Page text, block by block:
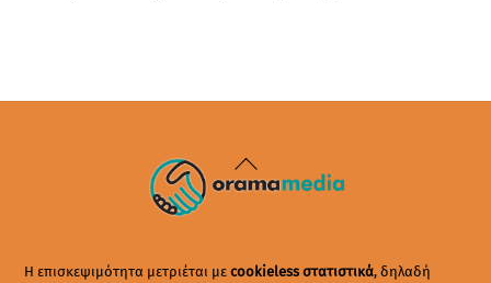
Back
To
Η επισκεψιμότητα μετριέται μεcookieless στατιστικά, δηλαδή